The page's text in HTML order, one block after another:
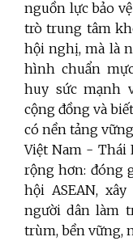
nguồn lực bảo
trò trung tâm
hội nghị, mà là
hình chuẩn
huy sức mạnh
cộng đồng và
có nền tảng
Việt Nam - Thái
rộng hơn: đóng
hội ASEAN,
người dân làm
trùm, bền vững,